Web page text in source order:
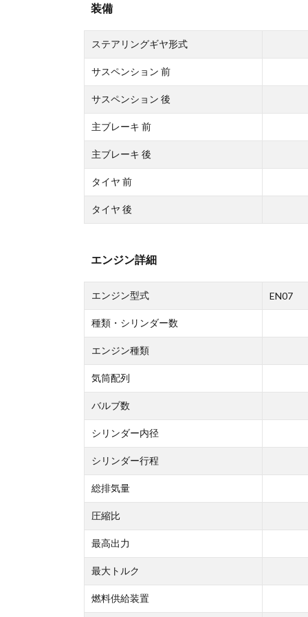
装備
ステアリングギヤ形式
サスペンション 前
サスペンション 後
主ブレーキ 前
主ブレーキ 後
タイヤ 前
タイヤ 後
エンジン詳細
エンジン型式 EN07
種類・シリンダー数
エンジン種類
気筒配列
バルブ数
シリンダー内径
シリンダー行程
総排気量
圧縮比
最高出力
最大トルク
燃料供給装置